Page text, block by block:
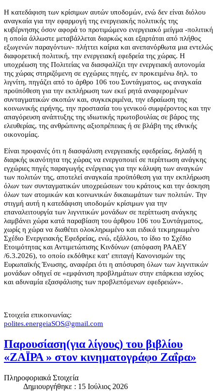
Η κατεδάφιση των κρίσιμων αυτών υποδομών, ενώ δεν είναι διόλου
αναγκαία για την εφαρμογή της ενεργειακής πολιτικής της
κυβέρνησης όσον αφορά το προτιμώμενο ενεργειακό μείγμα -πολιτική
η οποία άλλωστε μεταβάλλεται διαρκώς και εξαρτάται από πλήθος
εξωγενών παραγόντων- πλήττει καίρια και ανεπανόρθωτα μια εντελώς
διαφορετική πολιτική, την ενεργειακή εφεδρεία της χώρας. Η
υποχρέωση της Πολιτείας να διασφαλίζει την ενεργειακή αυτονομία
της χώρας στηριζόμενη σε εγχώριες πηγές, εν προκειμένω δηλ. το
λιγνίτη, πηγάζει από το άρθρο 106 του Συντάγματος, ως αναγκαία
προϋπόθεση για την εκπλήρωση των εκεί ρητά αναφερομένων
συνταγματικών σκοπών και, συγκεκριμένα, την εδραίωση της
κοινωνικής ειρήνης, την προστασία του γενικού συμφέροντος και την
απαγόρευση ανάπτυξης της ιδιωτικής πρωτοβουλίας σε βάρος της
ελευθερίας, της ανθρώπινης αξιοπρέπειας ή σε βλάβη της εθνικής
οικονομίας.
Είναι προφανές ότι η διασφάλιση ενεργειακής εφεδρείας, δηλαδή η
διαρκής ικανότητα της χώρας να ενεργοποιεί σε περίπτωση ανάγκης
εγχώριες πηγές παραγωγής ενέργειας για την κάλυψη των αναγκών
των πολιτών της, αποτελεί αναγκαία προϋπόθεση για την εκπλήρωση
όλων των συνταγματικών υποχρεώσεων του κράτους και την άσκηση
όλων των ατομικών και κοινωνικών δικαιωμάτων των πολιτών. Την
στιγμή αυτή η κατεδάφιση υποδομών κρίσιμων για την
επαναλειτουργία των λιγνιτικών μονάδων σε περίπτωση ανάγκης
λαμβάνει χώρα κατά παραβίαση του άρθρου 106 του Συντάγματος,
χωρίς η χώρα να διαθέτει ολοκληρωμένο και ειδικά τεκμηριωμένο
Σχέδιο Ενεργειακής Εφεδρείας, ενώ, εξάλλου, το ίδιο το Σχέδιο
Ετοιμότητας και Αντιμετώπισης Κινδύνων (απόφαση ΡΑΑΕΥ
/6.3.2026), το οποίο εκδόθηκε κατ' επιταγή Κανονισμών της
Ευρωπαϊκής Ένωσης, αναφέρει ότι η απόσυρση όλων των λιγνιτικών
μονάδων οδηγεί σε «εμφάνιση προβλημάτων στην επάρκεια ισχύος
και αδυναμία εξασφάλισης των προβλεπόμενων εφεδρειών».
Στοιχεία επικοινωνίας:
polites.energeiaSOS@gmail.com
Παρουσίαση(για λίγους) του βιβλίου
«ΖΑΪΡΑ » στον κινηματογράφο Ζαΐρα»
Πληροφοριακά Στοιχεία
Δημιουργήθηκε : 15 Ιούλιος 2026